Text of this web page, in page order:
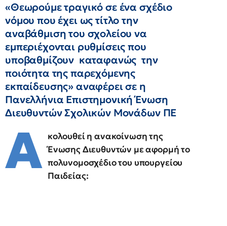
«Θεωρούμε τραγικό σε ένα σχέδιο
νόμου που έχει ως τίτλο την
αναβάθμιση του σχολείου να
εμπεριέχονται ρυθμίσεις που
υποβαθμίζουν καταφανώς την
ποιότητα της παρεχόμενης
εκπαίδευσης» αναφέρει σε η
Πανελλήνια Επιστημονική Ένωση
Διευθυντών Σχολικών Μονάδων ΠΕ
Α κολουθεί η ανακοίνωση της
Ένωσης Διευθυντών με αφορμή το
πολυνομοσχέδιο του υπουργείου
Παιδείας: